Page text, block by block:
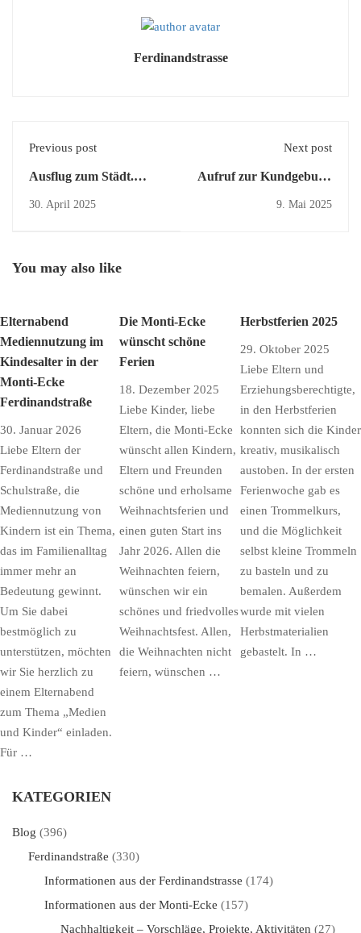
Ferdinandstrasse
Previous post
Ausflug zum Städt.
30. April 2025
Next post
Aufruf zur Kundgebung
9. Mai 2025
You may also like
Elternabend
Mediennutzung im
Kindesalter in der
Monti-Ecke
Ferdinandstraße
30. Januar 2026
Liebe Eltern der
Ferdinandstraße und
Schulstraße, die
Mediennutzung von
Kindern ist ein Thema,
das im Familienalltag
immer mehr an
Bedeutung gewinnt.
Um Sie dabei
bestmöglich zu
unterstützen, möchten
wir Sie herzlich zu
einem Elternabend
zum Thema „Medien
und Kinder“ einladen.
Für …
Die Monti-Ecke
wünscht schöne
Ferien
18. Dezember 2025
Liebe Kinder, liebe
Eltern, die Monti-Ecke
wünscht allen Kindern,
Eltern und Freunden
schöne und erholsame
Weihnachtsferien und
einen guten Start ins
Jahr 2026. Allen die
Weihnachten feiern,
wünschen wir ein
schönes und friedvolles
Weihnachtsfest. Allen,
die Weihnachten nicht
feiern, wünschen …
Herbstferien 2025
29. Oktober 2025
Liebe Eltern und
Erziehungsberechtigte,
in den Herbstferien
konnten sich die Kinder
kreativ, musikalisch
austoben. In der ersten
Ferienwoche gab es
einen Trommelkurs,
und die Möglichkeit
selbst kleine Trommeln
zu basteln und zu
bemalen. Außerdem
wurde mit vielen
Herbstmaterialien
gebastelt. In …
KATEGORIEN
Blog (396)
Ferdinandstraße (330)
Informationen aus der Ferdinandstrasse (174)
Informationen aus der Monti-Ecke (157)
Nachhaltigkeit – Vorschläge, Projekte, Aktivitäten (27)